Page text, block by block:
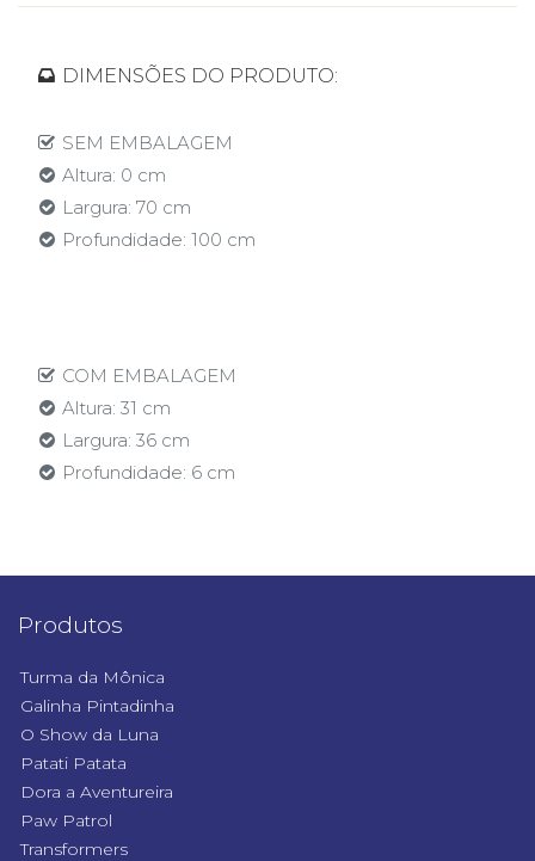
DIMENSÕES DO PRODUTO:
SEM EMBALAGEM
Altura: 0 cm
Largura: 70 cm
Profundidade: 100 cm
COM EMBALAGEM
Altura: 31 cm
Largura: 36 cm
Profundidade: 6 cm
Produtos
Turma da Mônica
Galinha Pintadinha
O Show da Luna
Patati Patata
Dora a Aventureira
Paw Patrol
Transformers